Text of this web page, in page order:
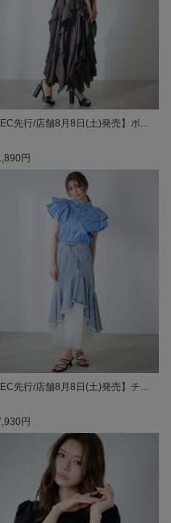
EC先行/店舗8月8日(土)発売】ボ…
円
EC先行/店舗8月8日(土)発売】チ…
円